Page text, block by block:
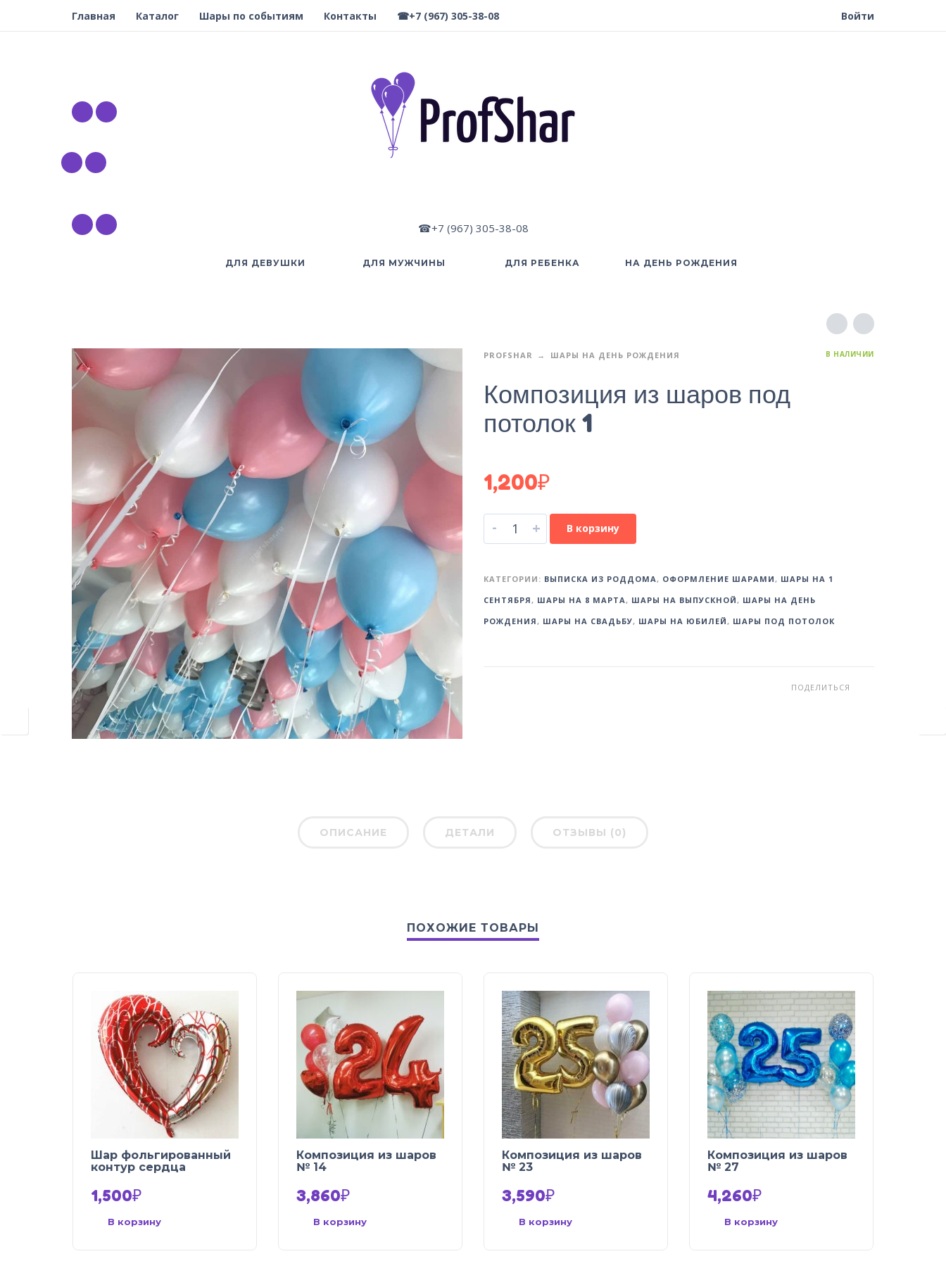
Главная Каталог Шары по событиям Контакты ☎+7 (967) 305-38-08 Войти
☎+7 (967) 305-38-08
ДЛЯ ДЕВУШКИ ДЛЯ МУЖЧИНЫ ДЛЯ РЕБЕНКА НА ДЕНЬ РОЖДЕНИЯ
PROFSHAR ШАРЫ НА ДЕНЬ РОЖДЕНИЯ В НАЛИЧИИ
Композиция из шаров под
потолок 1
1,200₽
- + В корзину
КАТЕГОРИИ: ВЫПИСКА ИЗ РОДДОМА, ОФОРМЛЕНИЕ ШАРАМИ, ШАРЫ НА 1
СЕНТЯБРЯ, ШАРЫ НА 8 МАРТА, ШАРЫ НА ВЫПУСКНОЙ, ШАРЫ НА ДЕНЬ
РОЖДЕНИЯ, ШАРЫ НА СВАДЬБУ, ШАРЫ НА ЮБИЛЕЙ, ШАРЫ ПОД ПОТОЛОК
ПОДЕЛИТЬСЯ
ОПИСАНИЕ ДЕТАЛИ ОТЗЫВЫ (0)
ПОХОЖИЕ ТОВАРЫ
Шар фольгированный
контур сердца
1,500₽
В корзину
Композиция из шаров
№ 14
3,860₽
В корзину
Композиция из шаров
№ 23
3,590₽
В корзину
Композиция из шаров
№ 27
4,260₽
В корзину